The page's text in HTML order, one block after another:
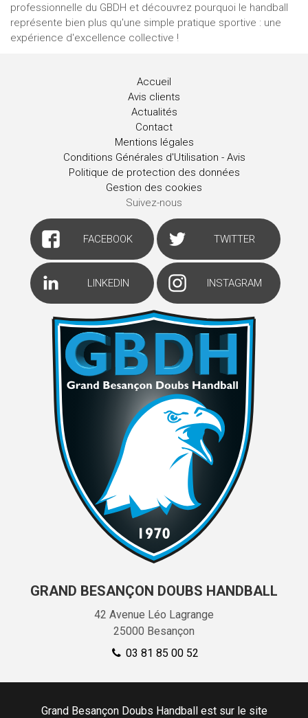
professionnelle du GBDH et découvrez pourquoi le handball
représente bien plus qu'une simple pratique sportive : une
expérience d'excellence collective !
Accueil
Avis clients
Actualités
Contact
Mentions légales
Conditions Générales d'Utilisation - Avis
Politique de protection des données
Gestion des cookies
Suivez-nous
FACEBOOK TWITTER
LINKEDIN INSTAGRAM
GRAND BESANÇON DOUBS HANDBALL
42 Avenue Léo Lagrange
25000 Besançon
03 81 85 00 52
Grand Besançon Doubs Handball est sur le site